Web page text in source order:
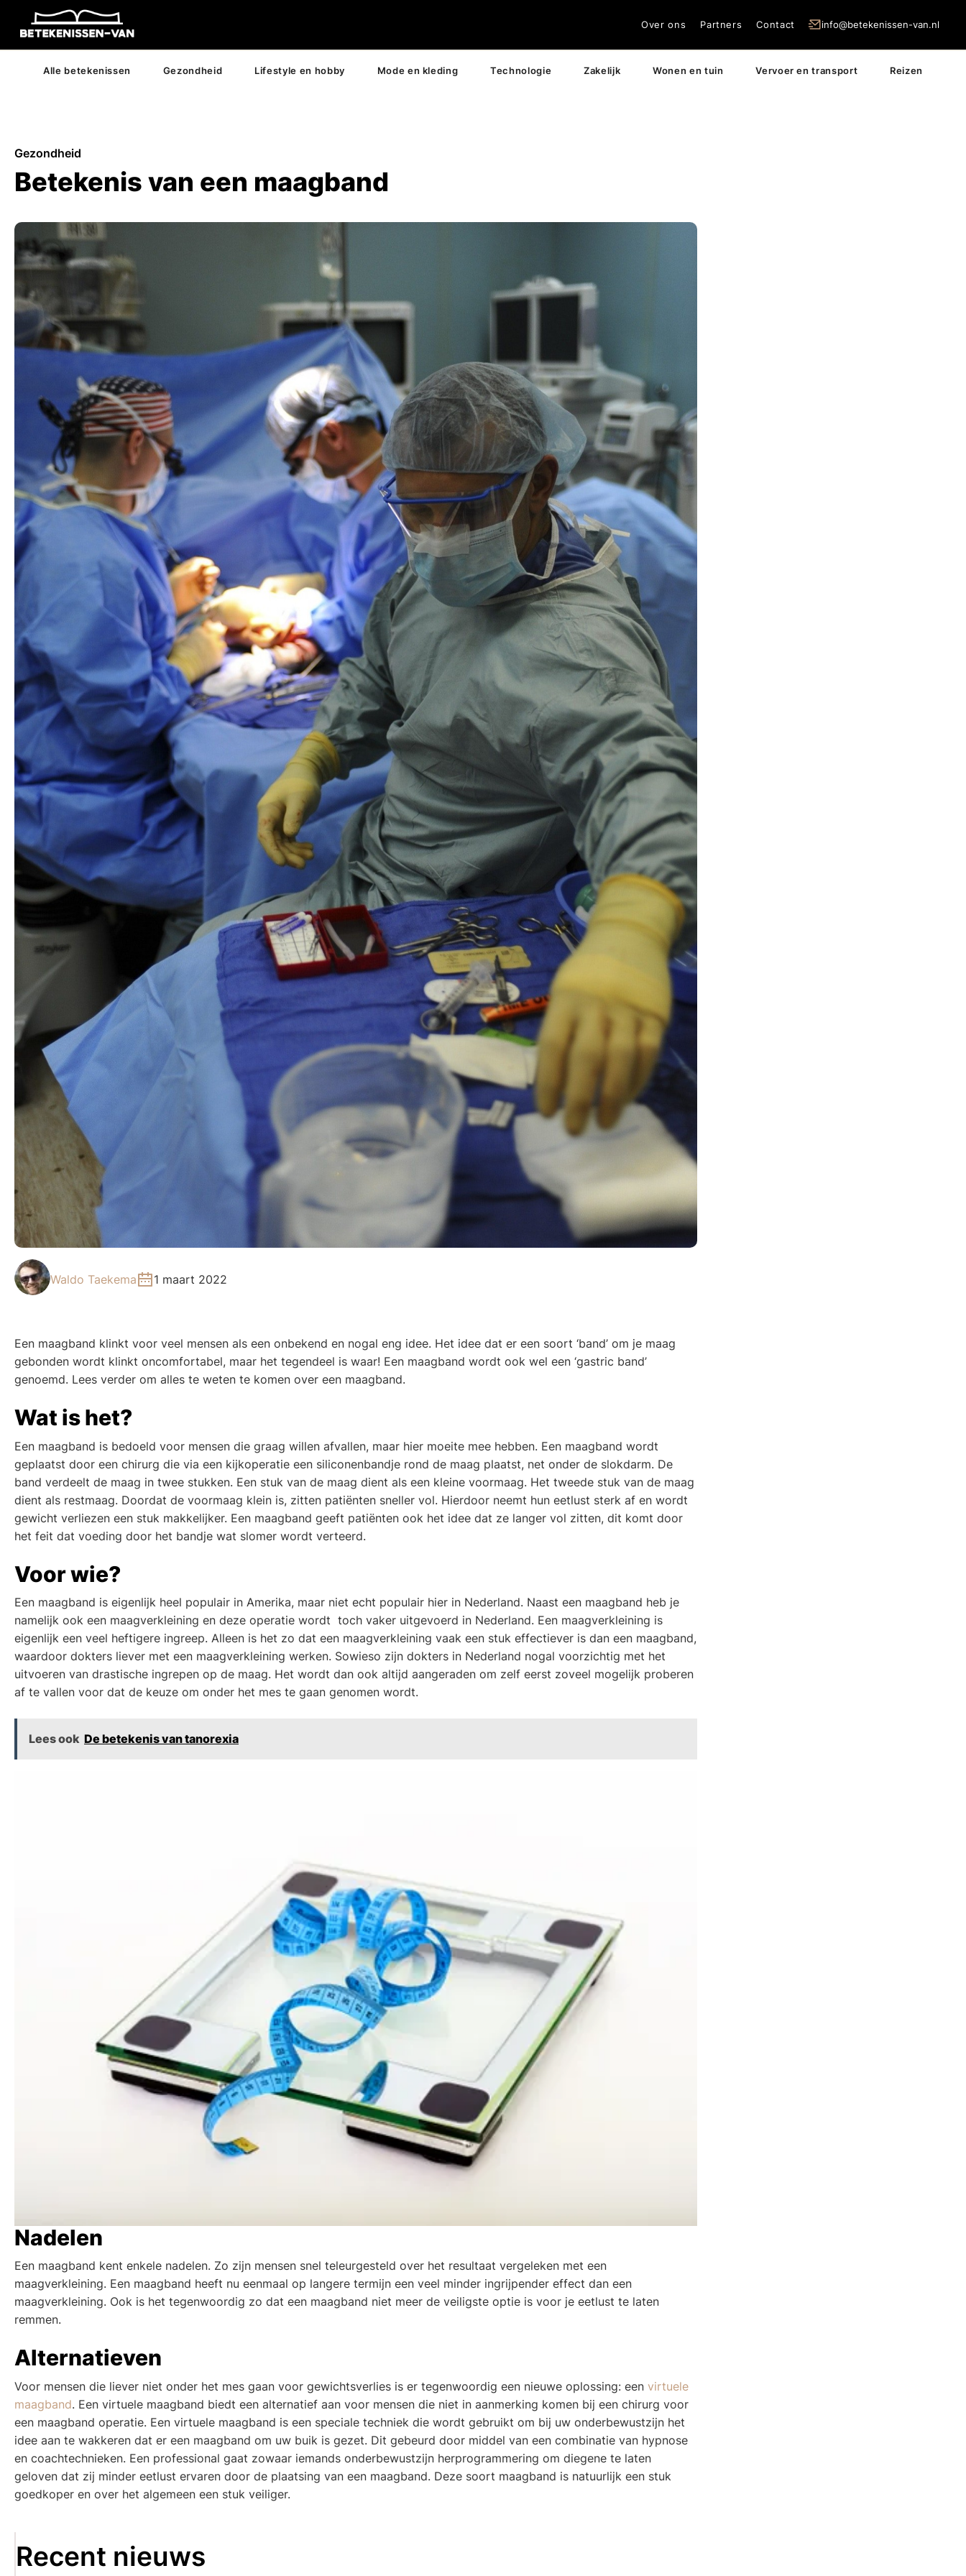
Over ons Partners Contact info@betekenissen-van.nl
Alle betekenissen Gezondheid Lifestyle en hobby Mode en kleding Technologie Zakelijk Wonen en tuin Vervoer en transport Reizen
Gezondheid
Betekenis van een maagband
Waldo Taekema 1 maart 2022
Een maagband klinkt voor veel mensen als een onbekend en nogal eng idee. Het idee dat er een soort ‘band’ om je maag
gebonden wordt klinkt oncomfortabel, maar het tegendeel is waar! Een maagband wordt ook wel een ‘gastric band’
genoemd. Lees verder om alles te weten te komen over een maagband.
Wat is het?
Een maagband is bedoeld voor mensen die graag willen afvallen, maar hier moeite mee hebben. Een maagband wordt
geplaatst door een chirurg die via een kijkoperatie een siliconenbandje rond de maag plaatst, net onder de slokdarm. De
band verdeelt de maag in twee stukken. Een stuk van de maag dient als een kleine voormaag. Het tweede stuk van de maag
dient als restmaag. Doordat de voormaag klein is, zitten patiënten sneller vol. Hierdoor neemt hun eetlust sterk af en wordt
gewicht verliezen een stuk makkelijker. Een maagband geeft patiënten ook het idee dat ze langer vol zitten, dit komt door
het feit dat voeding door het bandje wat slomer wordt verteerd.
Voor wie?
Een maagband is eigenlijk heel populair in Amerika, maar niet echt populair hier in Nederland. Naast een maagband heb je
namelijk ook een maagverkleining en deze operatie wordt toch vaker uitgevoerd in Nederland. Een maagverkleining is
eigenlijk een veel heftigere ingreep. Alleen is het zo dat een maagverkleining vaak een stuk effectiever is dan een maagband,
waardoor dokters liever met een maagverkleining werken. Sowieso zijn dokters in Nederland nogal voorzichtig met het
uitvoeren van drastische ingrepen op de maag. Het wordt dan ook altijd aangeraden om zelf eerst zoveel mogelijk proberen
af te vallen voor dat de keuze om onder het mes te gaan genomen wordt.
Lees ook De betekenis van tanorexia
Nadelen
Een maagband kent enkele nadelen. Zo zijn mensen snel teleurgesteld over het resultaat vergeleken met een
maagverkleining. Een maagband heeft nu eenmaal op langere termijn een veel minder ingrijpender effect dan een
maagverkleining. Ook is het tegenwoordig zo dat een maagband niet meer de veiligste optie is voor je eetlust te laten
remmen.
Alternatieven
Voor mensen die liever niet onder het mes gaan voor gewichtsverlies is er tegenwoordig een nieuwe oplossing: een virtuele
maagband. Een virtuele maagband biedt een alternatief aan voor mensen die niet in aanmerking komen bij een chirurg voor
een maagband operatie. Een virtuele maagband is een speciale techniek die wordt gebruikt om bij uw onderbewustzijn het
idee aan te wakkeren dat er een maagband om uw buik is gezet. Dit gebeurd door middel van een combinatie van hypnose
en coachtechnieken. Een professional gaat zowaar iemands onderbewustzijn herprogrammering om diegene te laten
geloven dat zij minder eetlust ervaren door de plaatsing van een maagband. Deze soort maagband is natuurlijk een stuk
goedkoper en over het algemeen een stuk veiliger.
Recent nieuws